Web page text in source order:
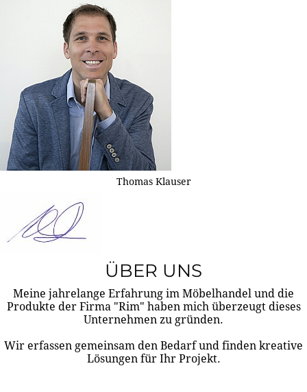
Thomas Klauser
ÜBER UNS
Meine jahrelange Erfahrung im Möbelhandel und die
Produkte der Firma "Rim" haben mich überzeugt dieses
Unternehmen zu gründen.
Wir erfassen gemeinsam den Bedarf und finden kreative
Lösungen für Ihr Projekt.